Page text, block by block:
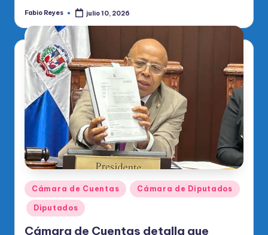
Publicado
Fabio Reyes julio 10, 2026
Publicado
en
Cámara de Cuentas Cámara de Diputados
Diputados
Cámara de Cuentas detalla que